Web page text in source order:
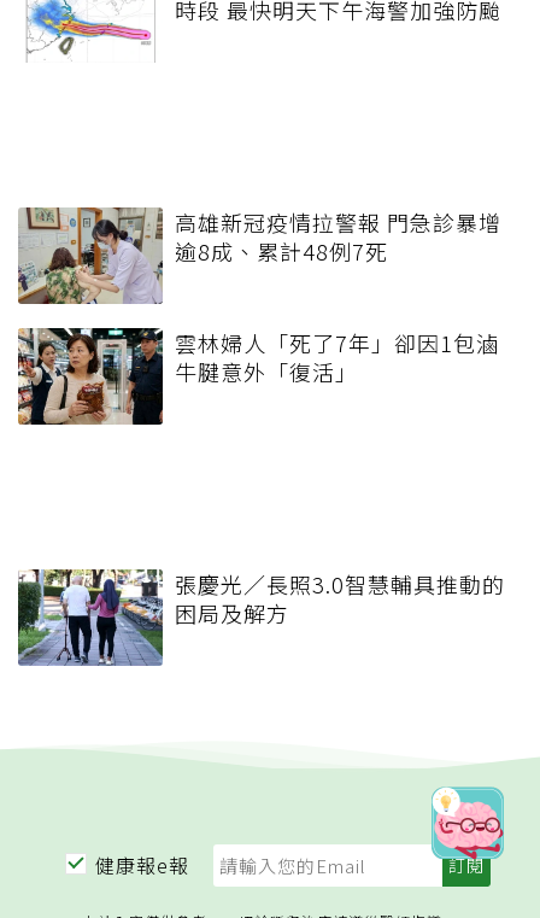
時段 最快明天下午海警加強防颱
高雄新冠疫情拉警報 門急診暴增
逾8成、累計48例7死
雲林婦人「死了7年」卻因1包滷
牛腱意外「復活」
張慶光／長照3.0智慧輔具推動的
困局及解方
健康報e報